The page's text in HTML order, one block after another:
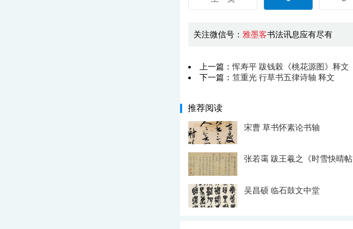
关注微信号： 雅墨客书法讯息应有尽有
上一篇：恽寿平 跋钱榖《桃花源图》释文
下一篇： 笪重光 行草书五律诗轴 释文
推荐阅读
宋曹 草书怀素论书轴
张若霭 跋王羲之《时雪快晴帖
吴昌硕 临石鼓文中堂